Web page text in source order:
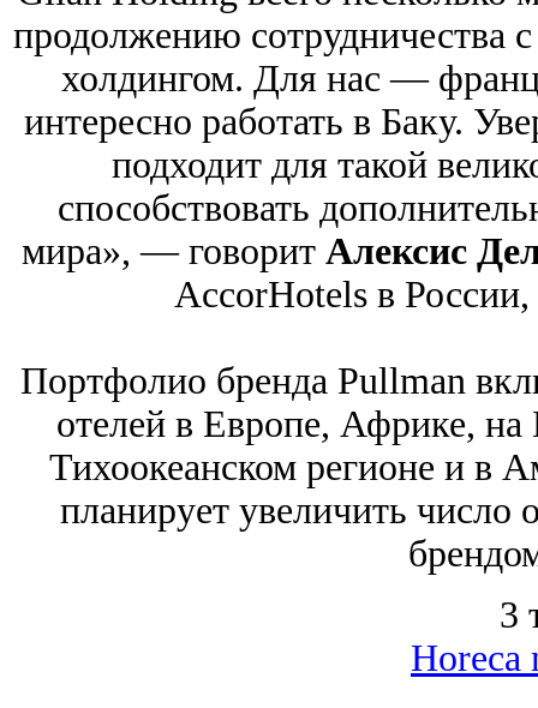
продолжению сотрудничества
холдингом. Для нас —
интересно работать в Баку.
подходит для такой
способствовать
мира», — говорит Алексис
AccorHotels в
Портфолио бренда Pullman
отелей в Европе, Африке,
Тихоокеанском регионе и в
планирует увеличить
3
Horeca